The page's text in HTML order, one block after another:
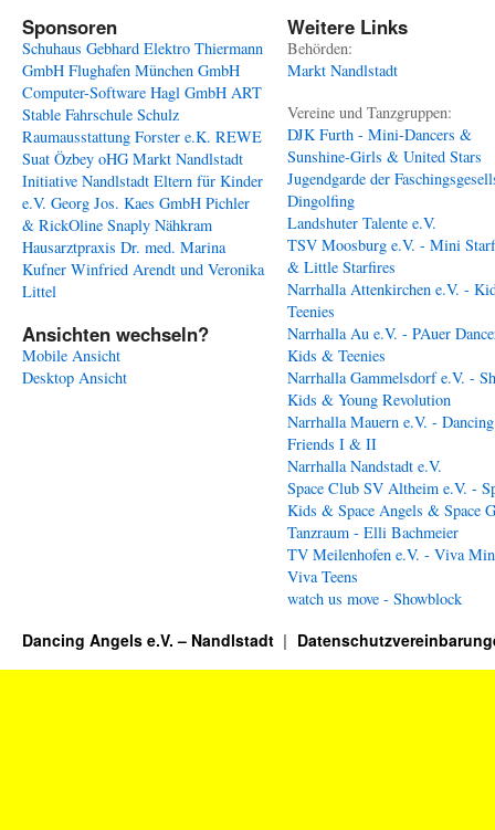
Sponsoren
Schuhaus Gebhard Elektro Thiermann
GmbH Flughafen München GmbH
Computer-Software Hagl GmbH ART
Stable Fahrschule Schulz
Raumausstattung Forster e.K. REWE
Suat Özbey oHG Markt Nandlstadt
Initiative Nandlstadt Eltern für Kinder
e.V. Georg Jos. Kaes GmbH Pichler
& RickOline Snaply Nähkram
Hausarztpraxis Dr. med. Marina
Kufner Winfried Arendt und Veronika
Littel
Ansichten wechseln?
Mobile Ansicht
Desktop Ansicht
Weitere Links
Behörden:
Markt Nandlstadt
Vereine und Tanzgruppen:
DJK Furth - Mini-Dancers &
Sunshine-Girls & United Stars
Jugendgarde der
Dingolfing
Landshuter Talente e.V.
TSV Moosburg e.V. - Mini
& Little Starfires
Narrhalla Attenkirchen e.V. -
Teenies
Narrhalla Au e.V. - PAuer
Kids & Teenies
Narrhalla Gammelsdorf e.V. -
Kids & Young Revolution
Narrhalla Mauern e.V. - Dancing
Friends I & II
Narrhalla Nandstadt e.V.
Space Club SV Altheim e.V. -
Kids & Space Angels & Space
Tanzraum - Elli Bachmeier
TV Meilenhofen e.V. - Viva
Viva Teens
watch us move - Showblock
Dancing Angels e.V. – Nandlstadt